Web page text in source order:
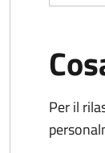
Per il